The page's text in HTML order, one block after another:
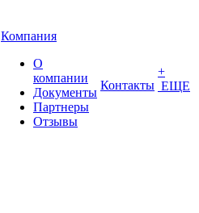
Компания
О
компании
Документы
Партнеры
Отзывы
Контакты
+
ЕЩЕ